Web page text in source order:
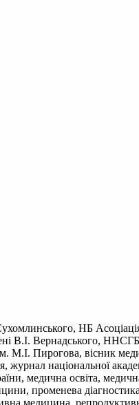
НБ
імені В.І. Вернадського,
М.І. Пирогова, вісник
журнал національної
медична освіта,
променева